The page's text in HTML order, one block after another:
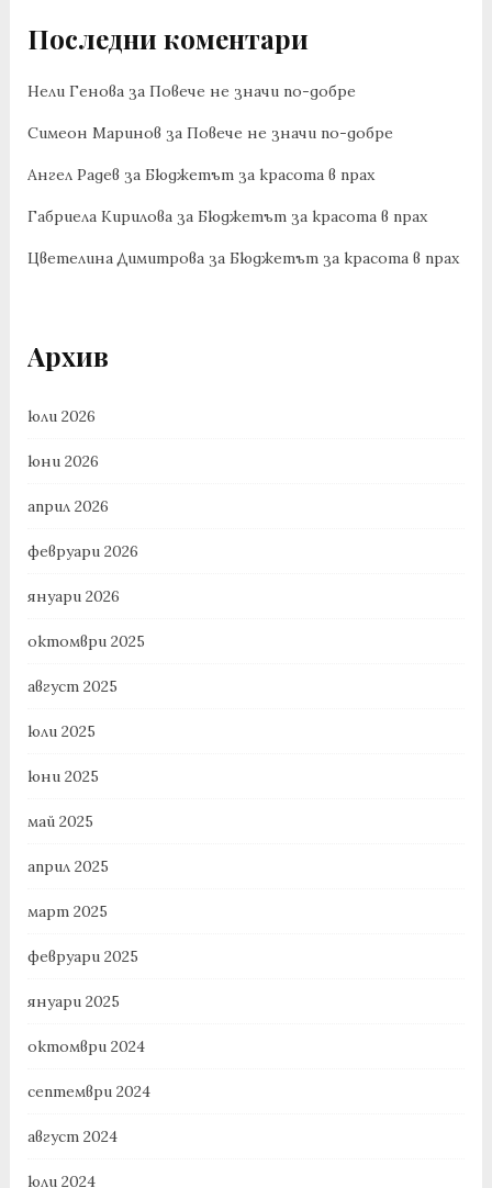
Последни коментари
Нели Генова за Повече не значи по-добре
Симеон Маринов за Повече не значи по-добре
Ангел Радев за Бюджетът за красота в прах
Габриела Кирилова за Бюджетът за красота в прах
Цветелина Димитрова за Бюджетът за красота в прах
Архив
юли 2026
юни 2026
април 2026
февруари 2026
януари 2026
октомври 2025
август 2025
юли 2025
юни 2025
май 2025
април 2025
март 2025
февруари 2025
януари 2025
октомври 2024
септември 2024
август 2024
юли 2024